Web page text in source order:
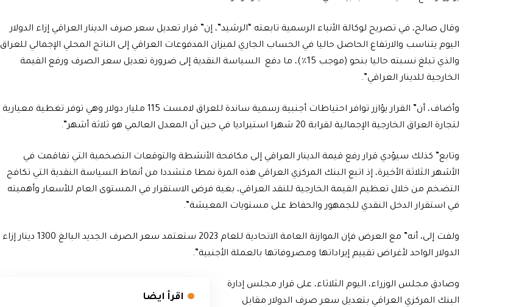
وقال صالح، في تصريح لوكالة الأنباء الرسمية تابعته “الرشيد”، إن” قرار تعديل سعر صرف الدينار العراقي إزاء الدولار
اليوم يتناسب والارتفاع الحاصل حاليا في الحساب الجاري لميزان المدفوعات العراقي إلى الناتج المحلي الإجمالي للعراق
والذي تبلغ نسبته حاليا بنحو (موجب 15٪)، ما دفع السياسة النقدية إلى ضرورة تعديل سعر الصرف ورفع القيمة
الخارجية للدينار العراقي”.
وأضاف، أن” القرار يؤازر توافر احتياطات أجنبية رسمية ساندة للعراق لامست 115 مليار دولار وهي توفر تغطية معيارية
لتجارة العراق الخارجية الإجمالية لقرابة 20 شهرا استيراديا في حين أن المعدل العالمي هو ثلاثة أشهر”.
وتابع” كذلك سيؤدي قرار رفع قيمة الدينار العراقي إلى مكافحة الأنشطة والتوقعات التضخمية التي تفاقمت في
الأشهر الثلاثة الأخيرة، إذ اتبع البنك المركزي العراقي هذه المرة نمطا متشددا من أنماط السياسة النقدية التي تكافح
التضخم من خلال تعظيم القيمة الخارجية للنقد العراقي، بغية فرض الاستقرار في المستوى العام للأسعار وأهميته
في استقرار الدخل النقدي للجمهور والحفاظ على مستويات المعيشة”.
ولفت إلى، أنه” مع العرض فإن الموازنة العامة الاتحادية للعام 2023 ستعتمد سعر الصرف الجديد البالغ 1300 دينار إزاء
الدولار الواحد لأغراض تقييم إيراداتها ومصروفاتها بالعملة الأجنبية”.
اقرأ ايضا
وصادق مجلس الوزراء، اليوم الثلاثاء، على قرار مجلس إدارة
البنك المركزي العراقي بتعديل سعر صرف الدولار مقابل